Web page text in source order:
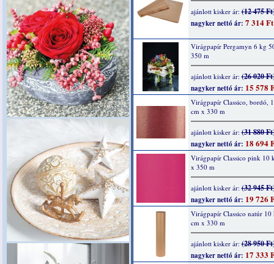
ajánlott kisker ár:(12 475
nagyker nettó ár: 7 314 Ft
Virágpapír Pergamyn 6 kg
350 m
ajánlott kisker ár:(26 020
nagyker nettó ár: 15 578
Virágpapír Classico, bordó,
cm x 330 m
ajánlott kisker ár:(31 880
nagyker nettó ár: 18 694
Virágpapír Classico pink 10
x 350 m
ajánlott kisker ár:(32 945
nagyker nettó ár: 19 726
Virágpapír Classico natúr 10
cm x 330 m
ajánlott kisker ár:(28 950
nagyker nettó ár: 17 333